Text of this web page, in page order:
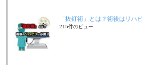
「抜釘術」とは？術後はリハ
215件のビュー